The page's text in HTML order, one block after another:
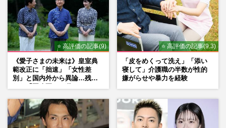
⭐ 高評価の記事(9)
《愛子さまの未来は》皇室典
範改正に「拙速」「女性差
別」と国内外から異論…残さ
⭐ 高評価の記事(9.3)
「皮をめくって洗え」「添い
寝して」介護職の半数が性的
嫌がらせや暴力を経験